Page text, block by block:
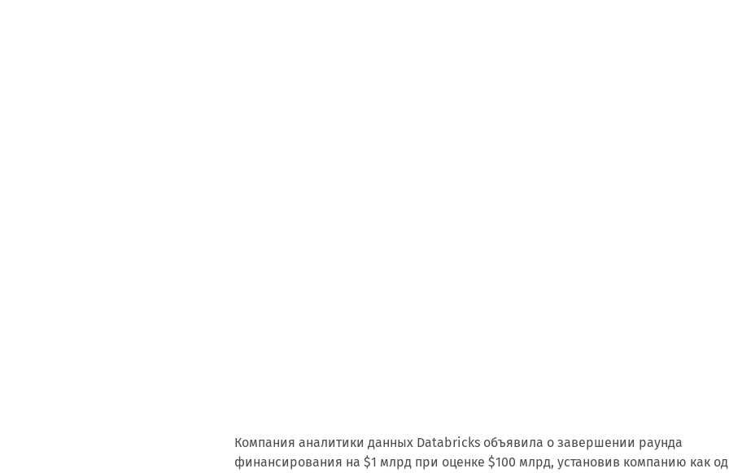
Компания аналитики данных Databricks объявила о завершении раунда
финансирования на $1 млрд при оценке $100 млрд, установив компанию как